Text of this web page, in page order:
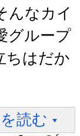
んなカイ
グループ
ちはだか
読む